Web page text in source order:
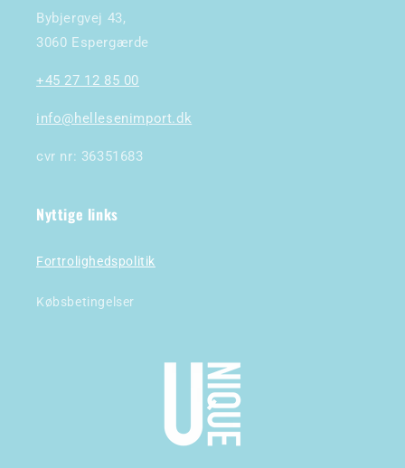
Bybjergvej 43,
3060 Espergærde
+45 27 12 85 00
info@hellesenimport.dk
cvr nr: 36351683
Nyttige links
Fortrolighedspolitik
Købsbetingelser